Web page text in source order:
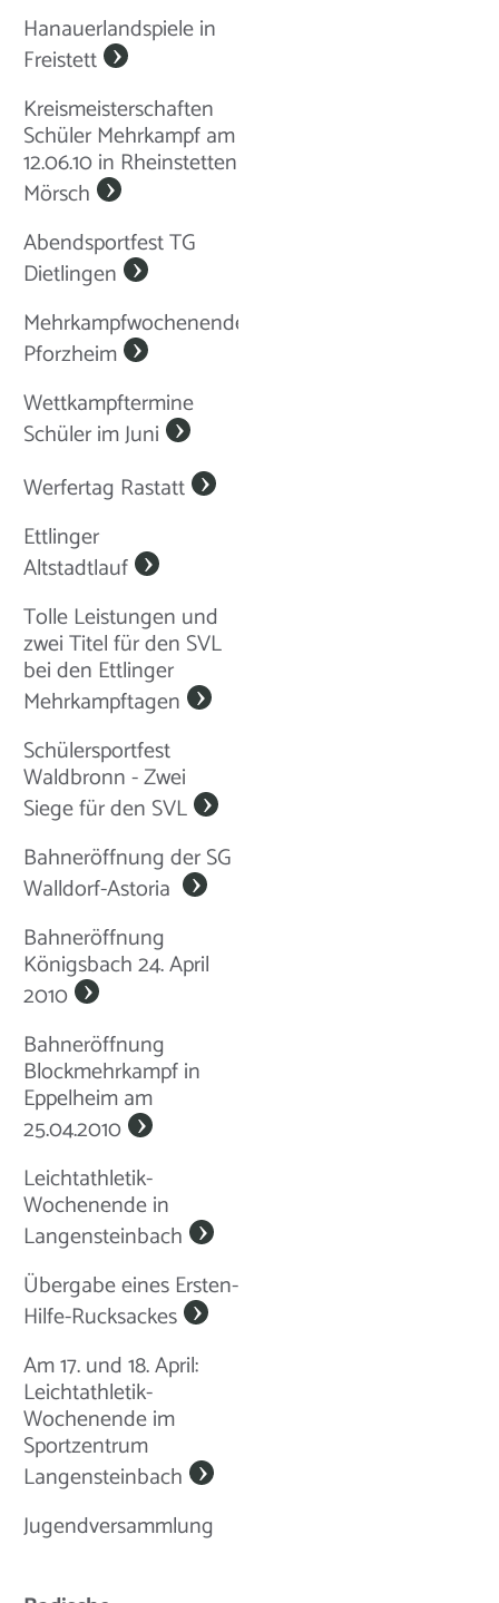
Hanauerlandspiele in
Freistett
Kreismeisterschaften
Schüler Mehrkampf am
12.06.10 in Rheinstetten
Mörsch
Abendsportfest TG
Dietlingen
Mehrkampfwochenende
Pforzheim
Wettkampftermine
Schüler im Juni
Werfertag Rastatt
Ettlinger
Altstadtlauf
Tolle Leistungen und
zwei Titel für den SVL
bei den Ettlinger
Mehrkampftagen
Schülersportfest
Waldbronn - Zwei
Siege für den SVL
Bahneröffnung der SG
Walldorf-Astoria
Bahneröffnung
Königsbach 24. April
2010
Bahneröffnung
Blockmehrkampf in
Eppelheim am
25.04.2010
Leichtathletik-
Wochenende in
Langensteinbach
Übergabe eines Ersten-
Hilfe-Rucksackes
Am 17. und 18. April:
Leichtathletik-
Wochenende im
Sportzentrum
Langensteinbach
Jugendversammlung